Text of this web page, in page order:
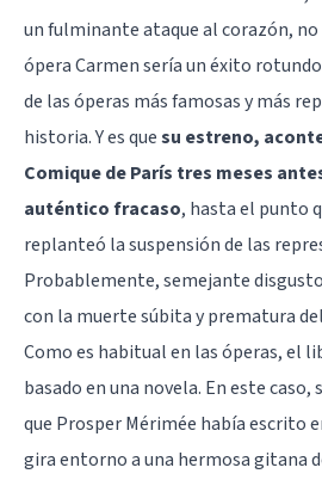
un fulminante ataque al corazón, no
ópera Carmen sería un éxito
de las óperas más famosas y más
historia. Y es quesu estreno,
Comique de París tres meses
auténtico fracaso, hasta el punto
replanteó la suspensión de las
Probablemente, semejante
con la muerte súbita y prematura
Como es habitual en las óperas, el
basado en una novela. En este
que Prosper Mérimée había escrito
gira entorno a una hermosa gitana